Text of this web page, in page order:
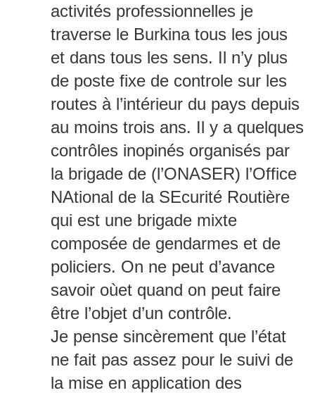
activités professionnelles je
traverse le Burkina tous les jous
et dans tous les sens. Il n’y plus
de poste fixe de controle sur les
routes à l’intérieur du pays depuis
au moins trois ans. Il y a quelques
contrôles inopinés organisés par
la brigade de (l’ONASER) l’Office
NAtional de la SEcurité Routière
qui est une brigade mixte
composée de gendarmes et de
policiers. On ne peut d’avance
savoir oùet quand on peut faire
être l’objet d’un contrôle.
Je pense sincèrement que l’état
ne fait pas assez pour le suivi de
la mise en application des